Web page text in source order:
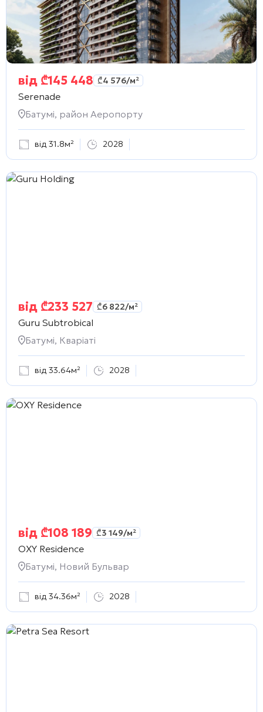
від ₾145 448 ₾4 576/м²
Serenade
Батумі, район Аеропорту
від 31.8м² 2028
від ₾233 527 ₾6 822/м²
Guru Subtrobical
Батумі, Кваріаті
від 33.64м² 2028
від ₾108 189 ₾3 149/м²
OXY Residence
Батумі, Новий Бульвар
від 34.36м² 2028